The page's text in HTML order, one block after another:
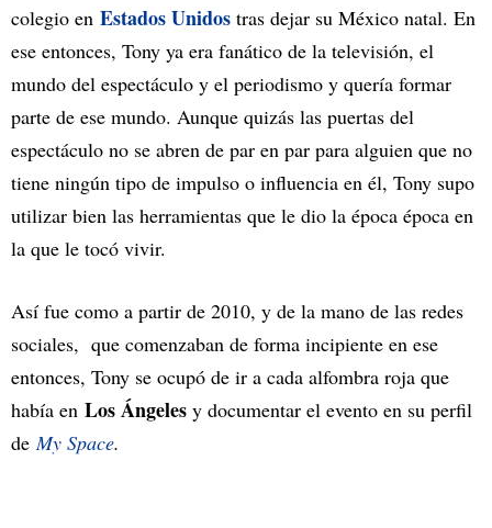
colegio en Estados Unidos tras dejar su México natal. En
ese entonces, Tony ya era fanático de la televisión, el
mundo del espectáculo y el periodismo y quería formar
parte de ese mundo. Aunque quizás las puertas del
espectáculo no se abren de par en par para alguien que no
tiene ningún tipo de impulso o influencia en él, Tony supo
utilizar bien las herramientas que le dio la época época en
la que le tocó vivir.
Así fue como a partir de 2010, y de la mano de las redes
sociales, que comenzaban de forma incipiente en ese
entonces, Tony se ocupó de ir a cada alfombra roja que
había en Los Ángeles y documentar el evento en su perfil
deMy Space.